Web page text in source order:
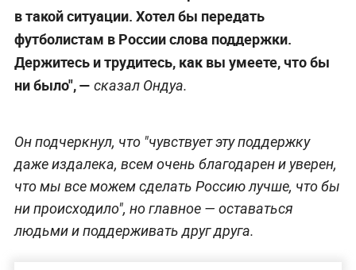
в такой ситуации. Хотел бы передать
футболистам в России слова поддержки.
Держитесь и трудитесь, как вы умеете, что бы
ни было", — сказал Ондуа.
Он подчеркнул, что "чувствует эту поддержку
даже издалека, всем очень благодарен и уверен,
что мы все можем сделать Россию лучше, что бы
ни происходило", но главное — оставаться
людьми и поддерживать друг друга.